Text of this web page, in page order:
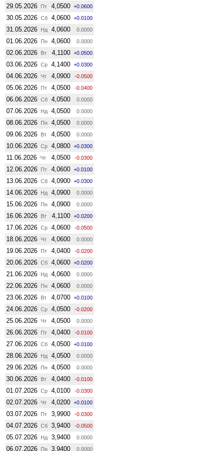
29.05.2026 Пт 4,0500 +0.0600
30.05.2026 Сб 4,0600 +0.0100
31.05.2026 Нд 4,0600 0.0000
01.06.2026 Пн 4,0600 0.0000
02.06.2026 Вт 4,1100 +0.0500
03.06.2026 Ср 4,1400 +0.0300
04.06.2026 Чт 4,0900 -0.0500
05.06.2026 Пт 4,0500 -0.0400
06.06.2026 Сб 4,0500 0.0000
07.06.2026 Нд 4,0500 0.0000
08.06.2026 Пн 4,0500 0.0000
09.06.2026 Вт 4,0500 0.0000
10.06.2026 Ср 4,0800 +0.0300
11.06.2026 Чт 4,0500 -0.0300
12.06.2026 Пт 4,0600 +0.0100
13.06.2026 Сб 4,0900 +0.0300
14.06.2026 Нд 4,0900 0.0000
15.06.2026 Пн 4,0900 0.0000
16.06.2026 Вт 4,1100 +0.0200
17.06.2026 Ср 4,0600 -0.0500
18.06.2026 Чт 4,0600 0.0000
19.06.2026 Пт 4,0400 -0.0200
20.06.2026 Сб 4,0600 +0.0200
21.06.2026 Нд 4,0600 0.0000
22.06.2026 Пн 4,0600 0.0000
23.06.2026 Вт 4,0700 +0.0100
24.06.2026 Ср 4,0500 -0.0200
25.06.2026 Чт 4,0500 0.0000
26.06.2026 Пт 4,0400 -0.0100
27.06.2026 Сб 4,0500 +0.0100
28.06.2026 Нд 4,0500 0.0000
29.06.2026 Пн 4,0500 0.0000
30.06.2026 Вт 4,0400 -0.0100
01.07.2026 Ср 4,0100 -0.0300
02.07.2026 Чт 4,0200 +0.0100
03.07.2026 Пт 3,9900 -0.0300
04.07.2026 Сб 3,9400 -0.0500
05.07.2026 Нд 3,9400 0.0000
06.07.2026 Пн 3,9400 0.0000